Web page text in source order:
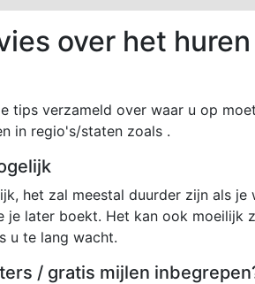
over het
tips verzameld over waar u op
in regio's/staten zoals .
het zal meestal duurder zijn als
je later boekt. Het kan ook moeilijk
u te lang wacht.
/ gratis mijlen